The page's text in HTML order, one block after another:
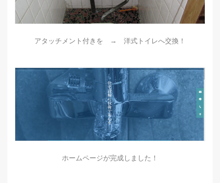
アタッチメント付きを → 洋式トイレへ交換！
ホームページが完成しました！